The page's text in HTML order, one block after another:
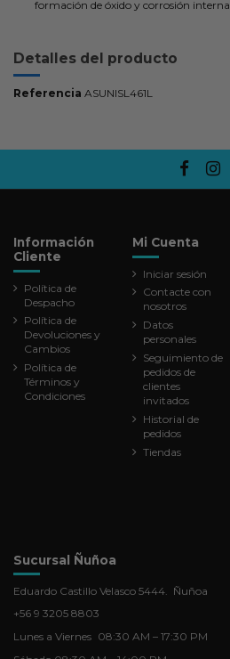
formación de óxido y corrosión interna.
Detalles del producto
Referencia ASUNISL461L
Información
Cliente
Política de
Despacho
Política de
Devoluciones y
Cambios
Política de
Términos y
Condiciones
Mi Cuenta
Iniciar sesión
Contacte con
nosotros
Datos
personales
Seguimiento de
pedidos de
clientes
invitados
Historial de
pedidos
Tiendas
Sucursal Ñuñoa
Eduardo Castillo Velasco 5444. Ñuñoa
+56 9 3205 8803
Lunes a Viernes 08:30 AM – 17:30 PM